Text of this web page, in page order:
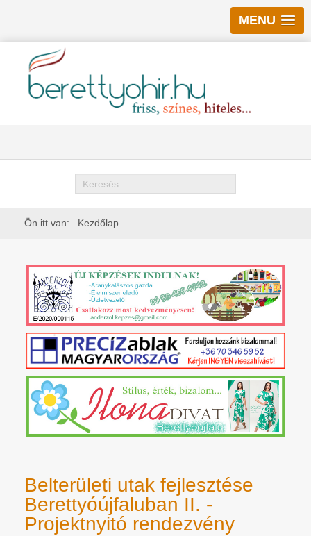
MENU
Keresés
Ön itt van: Kezdőlap
Belterületi utak fejlesztése
Berettyóújfaluban II. -
Projektnyitó rendezvény